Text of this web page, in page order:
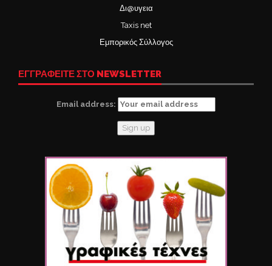
Δι@υγεια
Taxis net
Εμπορικός Σύλλογος
ΕΓΓΡΑΦΕΙΤΕ ΣΤΟ NEWSLETTER
Email address: